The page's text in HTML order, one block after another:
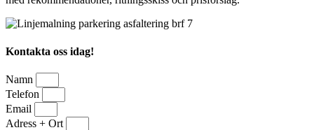
Kontakta oss idag!
Namn
Telefon
Email
Adress + Ort